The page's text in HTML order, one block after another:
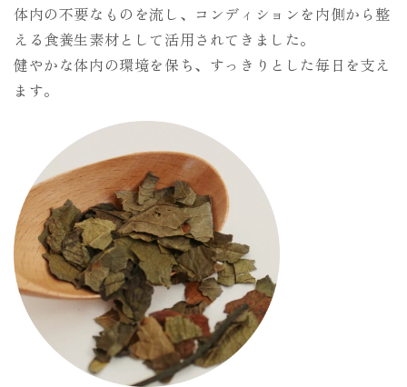
体内の不要なものを流し、コンディションを内側から整
える食養生素材として活用されてきました。
健やかな体内の環境を保ち、すっきりとした毎日を支え
ます。